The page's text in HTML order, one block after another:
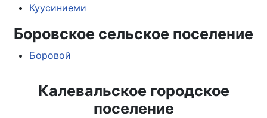
Куусиниеми
Боровское сельское поселение
Боровой
Калевальское городское
поселение